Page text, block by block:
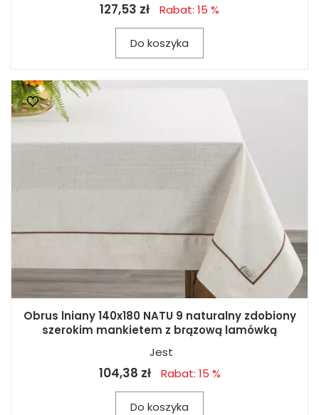
127,53 zł Rabat: 15 %
Do koszyka
Obrus lniany 140x180 NATU 9 naturalny zdobiony
szerokim mankietem z brązową lamówką
Jest
104,38 zł Rabat: 15 %
Do koszyka